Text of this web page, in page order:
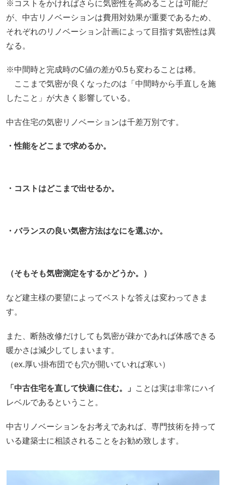
※コストをかければさらに気密性を高めることは可能だ
が、中古リノベーションは費用対効果が重要であるため、
それぞれのリノベーション計画によって目指す気密性は異
なる。
※中間時と完成時のC値の差が0.5も変わることは稀。
ここまで気密が良くなったのは「中間時から手直しを施
したこと」が大きく影響している。
中古住宅の気密リノベーションは千差万別です。
・性能をどこまで求めるか。
・コストはどこまで出せるか。
・バランスの良い気密方法はなにを選ぶか。
（そもそも気密測定をするかどうか。）
など建主様の要望によってベストな答えは変わってきま
す。
また、断熱改修だけしても気密が疎かであれば体感できる
暖かさは減少してしまいます。
（ex.厚い掛布団でも穴が開いていれば寒い）
「中古住宅を直して快適に住む。」
ことは実は非常にハイ
レベルであるということ。
中古リノベーションをお考えであれば、専門技術を持って
いる建築士に相談されることをお勧め致します。